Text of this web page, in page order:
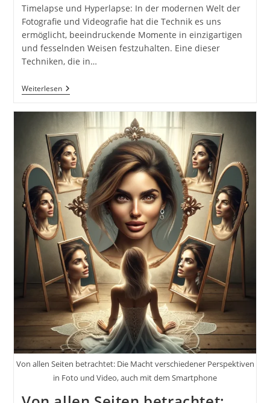
Timelapse und Hyperlapse: In der modernen Welt der
Fotografie und Videografie hat die Technik es uns
ermöglicht, beeindruckende Momente in einzigartigen
und fesselnden Weisen festzuhalten. Eine dieser
Techniken, die in…
WeiterlesenTimelapse
Hyperlapse
Dem
IPhone
/
Android
Smartphone
Oder
Deiner
Kamera
Inkl.
10
Tipps
Für
Timelapse
Fotos
Von allen Seiten betrachtet: Die Macht verschiedener Perspektiven
in Foto und Video, auch mit dem Smartphone